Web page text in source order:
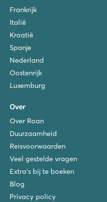
Frankrijk
Italië
Kroatië
Spanje
Nederland
Oostenrijk
Luxemburg
Over
Over Roan
Duurzaamheid
Reisvoorwaarden
Veel gestelde vragen
Extra's bij te boeken
Blog
Privacy policy